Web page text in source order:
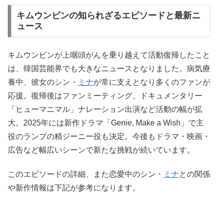
キムウンビンの知られざるエピソードと最新ニ
ュース
キムウンビンが上咽頭がんを乗り越えて活動復帰したこと
は、韓国芸能界でも大きなニュースとなりました。病気療
養中、彼女のシン・ ミナが常に支えとなり多くのファンが
応援。復帰後はファンミーティング、ドキュメンタリー
「ヒューマニマル」ナレーション出演など活動の幅が拡
大。2025年には新作ドラマ「Genie, Make a Wish」で主
役のランプの精ジーニー役も決定。今後もドラマ・映画・
広告など幅広いシーンで新たな挑戦が続いています。
このエピソードの詳細、また恋愛中のシン・ ミナとの関係
や新作情報は下記が参考になります。